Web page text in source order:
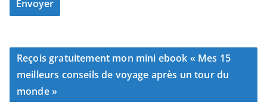
Reçois gratuitement mon mini ebook « Mes 15
meilleurs conseils de voyage après un tour du
monde »